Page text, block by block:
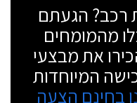
רכב? הגעתם
מהמומחים
את מבצעי
המיוחדות
בחינם הצעה